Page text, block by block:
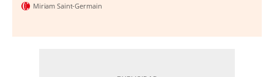
Miriam Saint-Germain